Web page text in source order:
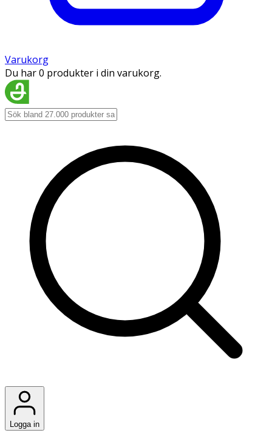
Varukorg
Du har 0 produkter i din varukorg.
Logga in